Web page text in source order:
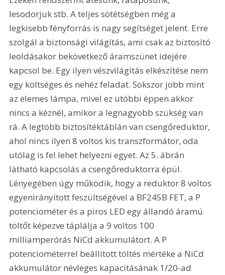
lesodorjuk stb. A teljes sötétségben még a
legkisebb fényforrás is nagy segítséget jelent. Erre
szolgál a biztonsági világítás, ami csak az biztosító
leoldásakor bekövetkező áramszünet idejére
kapcsol be. Egy ilyen vészvilágítás elkészítése nem
egy költséges és nehéz feladat. Sokszor jobb mint
az elemes lámpa, mivel ez utóbbi éppen akkor
nincs a kéznél, amikor a legnagyobb szükség van
rá. A legtöbb biztosítéktáblán van csengőreduktor,
ahol nincs ilyen 8 voltos kis transzformátor, oda
utólag is fel lehet helyezni egyet. Az 5. ábrán
látható kapcsolás a csengőreduktorra épül.
Lényegében úgy működik, hogy a reduktor 8 voltos
egyenirányított feszültségével a BF245B FET, a P
potenciométer és a piros LED egy állandó áramú
töltőt képezve táplálja a 9 voltos 100
milliamperórás NiCd akkumulátort. A P
potenciométerrel beállított töltés mértéke a NiCd
akkumulátor névleges kapacitásának 1/20-ad